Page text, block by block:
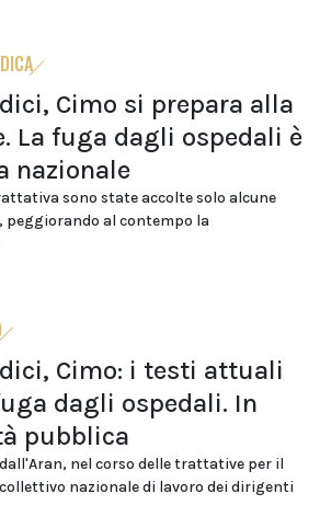
Cimo si prepara alla
La fuga dagli ospedali è
nazionale
sono state accolte solo alcune
peggiorando al contempo la
Cimo: i testi attuali
dagli ospedali. In
pubblica
nel corso delle trattative per il
nazionale di lavoro dei dirigenti